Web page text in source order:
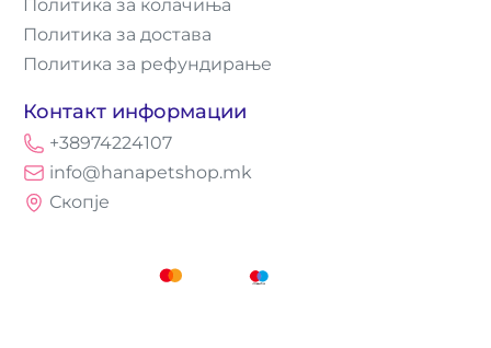
Политика за колачиња
Политика за достава
Политика за рефундирање
Контакт информации
+38974224107
info@hanapetshop.mk
Скопје